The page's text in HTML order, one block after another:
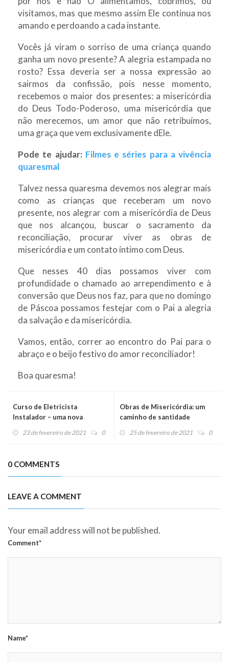
visitamos, mas que mesmo assim Ele continua nos
amando e perdoando a cada instante.
Vocês já viram o sorriso de uma criança quando
ganha um novo presente? A alegria estampada no
rosto? Essa deveria ser a nossa expressão ao
sairmos da confissão, pois nesse momento,
recebemos o maior dos presentes: a misericórdia
do Deus Todo-Poderoso, uma misericórdia que
não merecemos, um amor que não retribuímos,
uma graça que vem exclusivamente dEle.
Pode te ajudar: Filmes e séries para a vivência
quaresmal
Talvez nessa quaresma devemos nos alegrar mais
como as crianças que receberam um novo
presente, nos alegrar com a misericórdia de Deus
que nos alcançou, buscar o sacramento da
reconciliação, procurar viver as obras de
misericórdia e um contato íntimo com Deus.
Que nesses 40 dias possamos viver com
profundidade o chamado ao arrependimento e à
conversão que Deus nos faz, para que no domingo
de Páscoa possamos festejar com o Pai a alegria
da salvação e da misericórdia.
Vamos, então, correr ao encontro do Pai para o
abraço e o beijo festivo do amor reconciliador!
Boa quaresma!
Curso de Eletricista
Instalador – uma nova
23 de fevereiro de 2021 0
Obras de Misericórdia: um
caminho de santidade
25 de fevereiro de 2021 0
0 COMMENTS
LEAVE A COMMENT
Your email address will not be published.
Comment*
Name*